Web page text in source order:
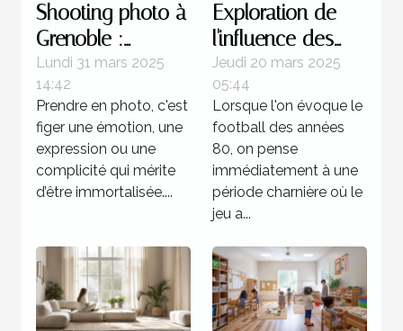
Shooting photo à
Grenoble :
immortalisez vos
moments avec
un professionnel
Lundi 31 mars 2025
14:42
Prendre en photo, c'est
figer une émotion, une
expression ou une
complicité qui mérite
d’être immortalisée....
Exploration de
l'influence des
stratégies
offensives dans
le football des
années 80
Jeudi 20 mars 2025
05:44
Lorsque l'on évoque le
football des années
80, on pense
immédiatement à une
période charnière où le
jeu a...